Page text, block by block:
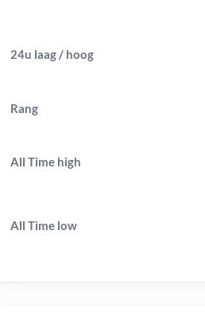
24u laag / hoog
Rang
All Time high
All Time low